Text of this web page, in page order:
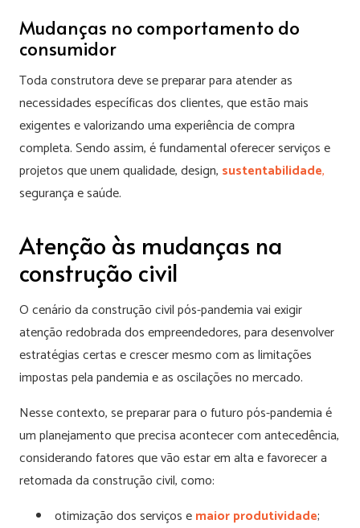
Mudanças no comportamento do
consumidor
Toda construtora deve se preparar para atender as
necessidades específicas dos clientes, que estão mais
exigentes e valorizando uma experiência de compra
completa. Sendo assim, é fundamental oferecer serviços e
projetos que unem qualidade, design, sustentabilidade,
segurança e saúde.
Atenção às mudanças na
construção civil
O cenário da construção civil pós-pandemia vai exigir
atenção redobrada dos empreendedores, para desenvolver
estratégias certas e crescer mesmo com as limitações
impostas pela pandemia e as oscilações no mercado.
Nesse contexto, se preparar para o futuro pós-pandemia é
um planejamento que precisa acontecer com antecedência,
considerando fatores que vão estar em alta e favorecer a
retomada da construção civil, como:
otimização dos serviços emaior produtividade;